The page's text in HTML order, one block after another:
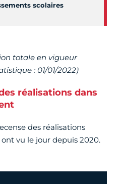
scolaires
totale en vigueur
: 01/01/2022)
réalisations dans
des réalisations
vu le jour depuis 2020.